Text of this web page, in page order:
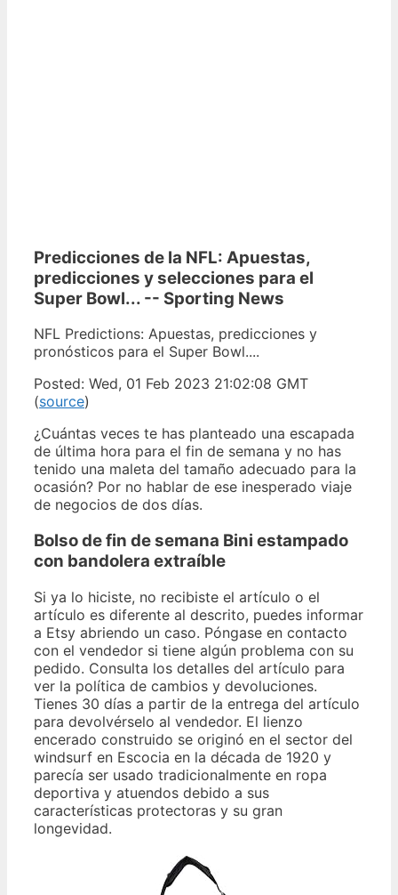
Predicciones de la NFL: Apuestas,
predicciones y selecciones para el
Super Bowl... -- Sporting News
NFL Predictions: Apuestas, predicciones y
pronósticos para el Super Bowl....
Posted: Wed, 01 Feb 2023 21:02:08 GMT
(source)
¿Cuántas veces te has planteado una escapada
de última hora para el fin de semana y no has
tenido una maleta del tamaño adecuado para la
ocasión? Por no hablar de ese inesperado viaje
de negocios de dos días.
Bolso de fin de semana Bini estampado
con bandolera extraíble
Si ya lo hiciste, no recibiste el artículo o el
artículo es diferente al descrito, puedes informar
a Etsy abriendo un caso. Póngase en contacto
con el vendedor si tiene algún problema con su
pedido. Consulta los detalles del artículo para
ver la política de cambios y devoluciones.
Tienes 30 días a partir de la entrega del artículo
para devolvérselo al vendedor. El lienzo
encerado construido se originó en el sector del
windsurf en Escocia en la década de 1920 y
parecía ser usado tradicionalmente en ropa
deportiva y atuendos debido a sus
características protectoras y su gran
longevidad.